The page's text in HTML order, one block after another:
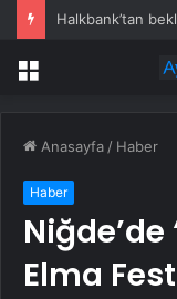
Halkbank’tan
Menü
Anasayfa / Haber
Haber
Elma